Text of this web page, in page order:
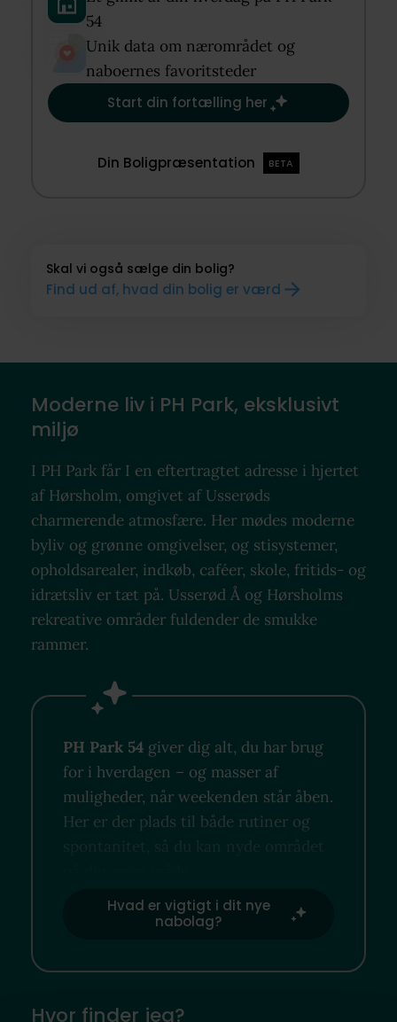
54​
Unik data om nærområdet og
naboernes favoritsteder​
Start din fortælling her
Din Boligpræsentation BETA
Skal vi også sælge din bolig?
Find ud af, hvad din bolig er værd
Moderne liv i PH Park, eksklusivt
miljø
I PH Park får I en eftertragtet adresse i hjertet
af Hørsholm, omgivet af Usserøds
charmerende atmosfære. Her mødes moderne
byliv og grønne omgivelser, og stisystemer,
opholdsarealer, indkøb, caféer, skole, fritids- og
idrætsliv er tæt på. Usserød Å og Hørsholms
rekreative områder fuldender de smukke
rammer.
PH Park 54 giver dig alt, du har brug
for i hverdagen – og masser af
muligheder, når weekenden står åben.
Her er der plads til både rutiner og
spontanitet, så du kan nyde området
Hvad er vigtigt i dit nye
nabolag?
Hvor finder jeg?